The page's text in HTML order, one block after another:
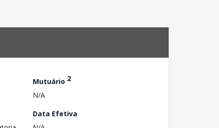
Mutuário 2
N/A
Data Efetiva